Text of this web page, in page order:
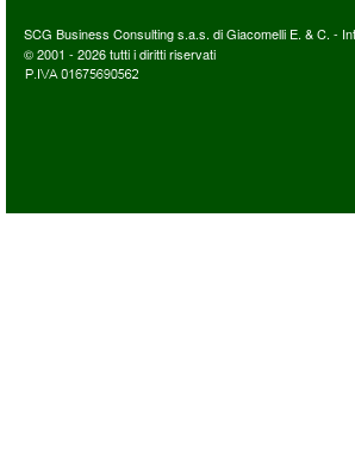
SCG Business Consulting s.a.s. di Giacomelli E. & C. -
© 2001 - 2026 tutti i diritti riservati